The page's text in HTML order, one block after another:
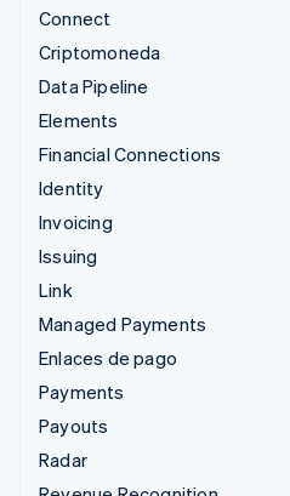
Connect
Criptomoneda
Data Pipeline
Elements
Financial Connections
Identity
Invoicing
Issuing
Link
Managed Payments
Enlaces de pago
Payments
Payouts
Radar